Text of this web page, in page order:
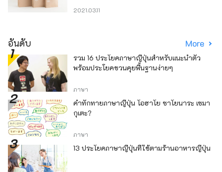
2021.03.11
อันดับ More
รวม 16 ประโยคภาษาญี่ปุ่นสำหรับแนะนำตัว
พร้อมประโยคชวนคุยพื้นฐานง่ายๆ
ภาษา
คำทักทายภาษาญี่ปุ่น โอฮาโย ซาโยนาระ เซมา
กุเตะ?
ภาษา
13 ประโยคภาษาญี่ปุ่นที่ใช้ตามร้านอาหารญี่ปุ่น